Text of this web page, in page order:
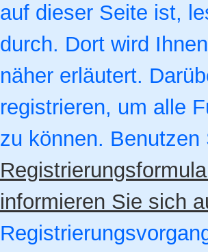
auf dieser Seite ist,
durch. Dort wird
näher erläutert.
registrieren, um alle
zu können. Benutzen
informieren Sie sich